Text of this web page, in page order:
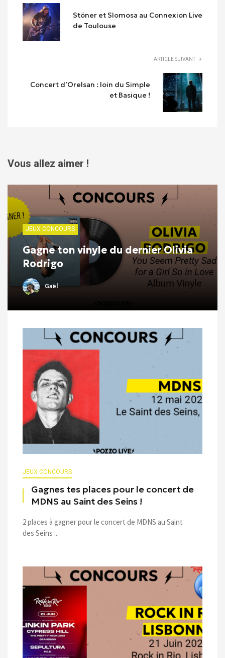
Stöner et Slomosa au Connexion Live
de Toulouse
ARTICLE SUIVANT
Concert d’Orelsan : loin du Simple
et Basique !
Vous allez aimer !
JEUX CONCOURS
Gagne ton vinyle du dernier Olivia
Rodrigo
Gaël
JEUX CONCOURS
Gagnes tes places pour le concert de
MDNS au Saint des Seins !
2 places à gagner pour le concert de MDNS au Saint
des Seins ...